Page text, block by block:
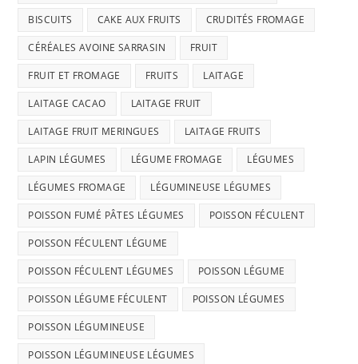
BISCUITS CAKE AUX FRUITS CRUDITÉS FROMAGE
CÉRÉALES AVOINE SARRASIN FRUIT
FRUIT ET FROMAGE FRUITS LAITAGE
LAITAGE CACAO LAITAGE FRUIT
LAITAGE FRUIT MERINGUES LAITAGE FRUITS
LAPIN LÉGUMES LÉGUME FROMAGE LÉGUMES
LÉGUMES FROMAGE LÉGUMINEUSE LÉGUMES
POISSON FUMÉ PÂTES LÉGUMES POISSON FÉCULENT
POISSON FÉCULENT LÉGUME
POISSON FÉCULENT LÉGUMES POISSON LÉGUME
POISSON LÉGUME FÉCULENT POISSON LÉGUMES
POISSON LÉGUMINEUSE
POISSON LÉGUMINEUSE LÉGUMES